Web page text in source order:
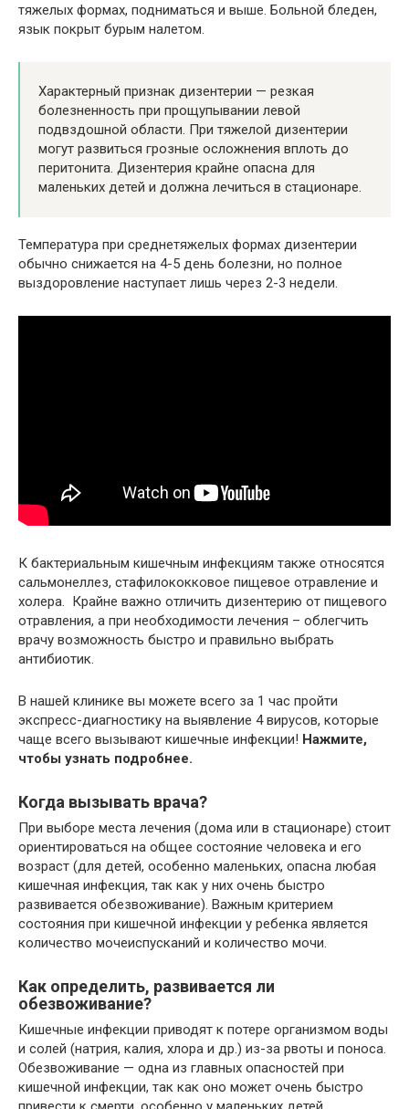
тяжелых формах, подниматься и выше. Больной бледен,
язык покрыт бурым налетом.
Характерный признак дизентерии — резкая
болезненность при прощупывании левой
подвздошной области. При тяжелой дизентерии
могут развиться грозные осложнения вплоть до
перитонита. Дизентерия крайне опасна для
маленьких детей и должна лечиться в стационаре.
Температура при среднетяжелых формах дизентерии
обычно снижается на 4-5 день болезни, но полное
выздоровление наступает лишь через 2-3 недели.
К бактериальным кишечным инфекциям также относятся
сальмонеллез, стафилококковое пищевое отравление и
холера. Крайне важно отличить дизентерию от пищевого
отравления, а при необходимости лечения – облегчить
врачу возможность быстро и правильно выбрать
антибиотик.
В нашей клинике вы можете всего за 1 час пройти
экспресс-диагностику на выявление 4 вирусов, которые
чаще всего вызывают кишечные инфекции! Нажмите,
чтобы узнать подробнее.
Когда вызывать врача?
При выборе места лечения (дома или в стационаре) стоит
ориентироваться на общее состояние человека и его
возраст (для детей, особенно маленьких, опасна любая
кишечная инфекция, так как у них очень быстро
развивается обезвоживание). Важным критерием
состояния при кишечной инфекции у ребенка является
количество мочеиспусканий и количество мочи.
Как определить, развивается ли
обезвоживание?
Кишечные инфекции приводят к потере организмом воды
и солей (натрия, калия, хлора и др.) из-за рвоты и поноса.
Обезвоживание — одна из главных опасностей при
кишечной инфекции, так как оно может очень быстро